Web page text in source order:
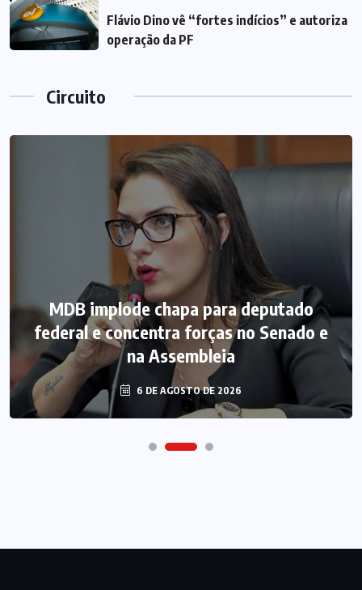
Flávio Dino vê “fortes indícios” e autoriza
operação da PF
Circuito
MDB implode chapa para deputado
federal e concentra forças no Senado e
na Assembleia
6 DE AGOSTO DE 2026